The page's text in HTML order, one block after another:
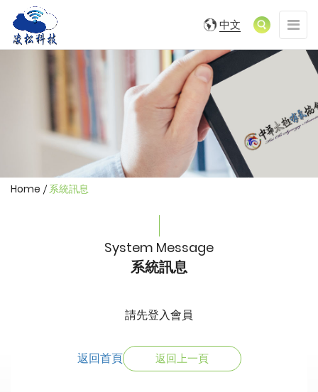
凌
松
(SDGs/ESG)
凌
松
科
(SDGs/ESG)LOGO
展
開/
收
站
導
中文
Home 系統訊息
System Message
系統訊息
請先登入會員
返回首頁 返回上一頁